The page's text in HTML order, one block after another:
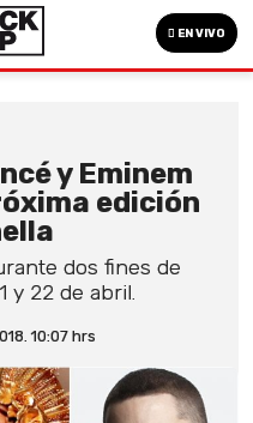
EN VIVO
y Eminem
edición
dos fines de
y 22 de abril.
10:07 hrs